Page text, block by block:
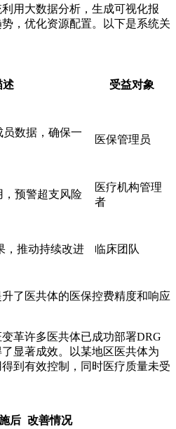
用大数据分析，生成可视化报
，优化资源配置。以下是系统关
述 受益对象
员数据，确保一
医保管理员
，预警超支风险
医疗机构管理
者
，推动持续改进 临床团队
了医共体的医保控费精度和响应
革许多医共体已成功部署DRG
显著成效。以某地区医共体为
到有效控制，同时医疗质量未受
后 改善情况